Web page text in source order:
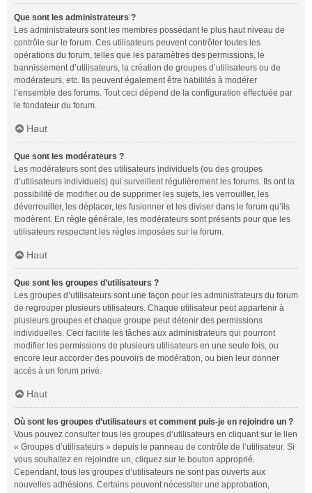
Que sont les administrateurs ?
Les administrateurs sont les membres possédant le plus haut niveau de
contrôle sur le forum. Ces utilisateurs peuvent contrôler toutes les
opérations du forum, telles que les paramètres des permissions, le
bannissement d’utilisateurs, la création de groupes d’utilisateurs ou de
modérateurs, etc. Ils peuvent également être habilités à modérer
l’ensemble des forums. Tout ceci dépend de la configuration effectuée par
le fondateur du forum.
Haut
Que sont les modérateurs ?
Les modérateurs sont des utilisateurs individuels (ou des groupes
d’utilisateurs individuels) qui surveillent régulièrement les forums. Ils ont la
possibilité de modifier ou de supprimer les sujets, les verrouiller, les
déverrouiller, les déplacer, les fusionner et les diviser dans le forum qu’ils
modèrent. En règle générale, les modérateurs sont présents pour que les
utilisateurs respectent les règles imposées sur le forum.
Haut
Que sont les groupes d’utilisateurs ?
Les groupes d’utilisateurs sont une façon pour les administrateurs du forum
de regrouper plusieurs utilisateurs. Chaque utilisateur peut appartenir à
plusieurs groupes et chaque groupe peut détenir des permissions
individuelles. Ceci facilite les tâches aux administrateurs qui pourront
modifier les permissions de plusieurs utilisateurs en une seule fois, ou
encore leur accorder des pouvoirs de modération, ou bien leur donner
accès à un forum privé.
Haut
Où sont les groupes d’utilisateurs et comment puis-je en rejoindre un ?
Vous pouvez consulter tous les groupes d’utilisateurs en cliquant sur le lien
« Groupes d’utilisateurs » depuis le panneau de contrôle de l’utilisateur. Si
vous souhaitez en rejoindre un, cliquez sur le bouton approprié.
Cependant, tous les groupes d’utilisateurs ne sont pas ouverts aux
nouvelles adhésions. Certains peuvent nécessiter une approbation,